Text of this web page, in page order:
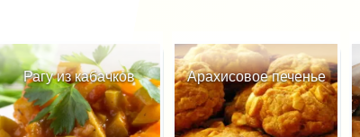
в
Рагу из кабачков Арахисовое печенье